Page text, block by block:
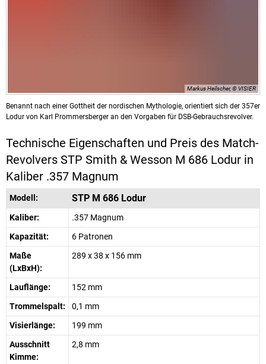
Markus Heilscher, © VISIER
Benannt nach einer Gottheit der nordischen Mythologie, orientiert sich der 357er
Lodur von Karl Prommersberger an den Vorgaben für DSB-Gebrauchsrevolver.
Technische Eigenschaften und Preis des Match-
Revolvers STP Smith & Wesson M 686 Lodur in
Kaliber .357 Magnum
Modell: STP M 686 Lodur
Kaliber:
.357 Magnum
Kapazität:
6 Patronen
Maße
(LxBxH):
289 x 38 x 156 mm
Lauflänge:
152 mm
Trommelspalt:
0,1 mm
Visierlänge:
199 mm
Ausschnitt
Kimme:
2,8 mm